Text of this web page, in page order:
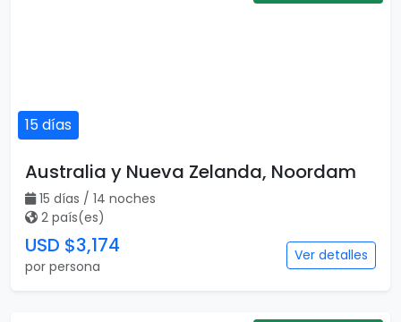
15 días
Australia y Nueva Zelanda, Noordam
15 días / 14 noches
2 país(es)
USD $3,174
por persona
Ver detalles